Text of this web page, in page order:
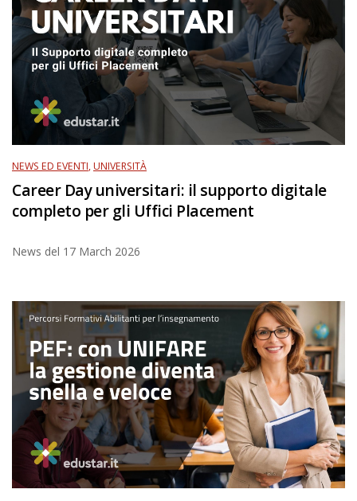
NEWS ED EVENTI,UNIVERSITÀ
Career Day universitari: il supporto digitale
completo per gli Uffici Placement
News del 17 March 2026